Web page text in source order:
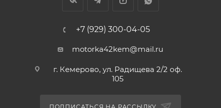
+7 (929) 300-04-05
motorka42kem@mail.ru
г. Кемерово, ул. Радищева 2/2 оф.
105